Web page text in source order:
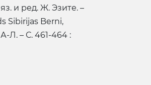
и ред. Ж. Эзите. –
Sibirijas Berni,
А-Л. – С. 461-464 :